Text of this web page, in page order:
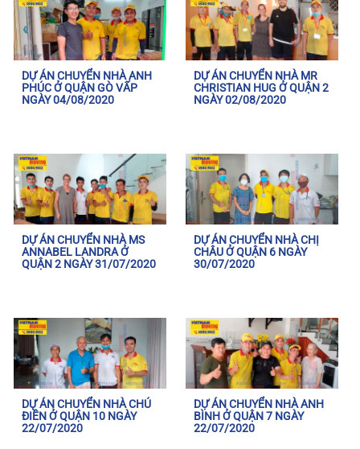
DỰ ÁN CHUYỂN NHÀ ANH
PHÚC Ở QUẬN GÒ VẤP
NGÀY 04/08/2020
DỰ ÁN CHUYỂN NHÀ MR
CHRISTIAN HUG Ở QUẬN 2
NGÀY 02/08/2020
DỰ ÁN CHUYỂN NHÀ MS
ANNABEL LANDRA Ở
QUẬN 2 NGÀY 31/07/2020
DỰ ÁN CHUYỂN NHÀ CHỊ
CHÂU Ở QUẬN 6 NGÀY
30/07/2020
DỰ ÁN CHUYỂN NHÀ CHÚ
ĐIỀN Ở QUẬN 10 NGÀY
22/07/2020
DỰ ÁN CHUYỂN NHÀ ANH
BÌNH Ở QUẬN 7 NGÀY
22/07/2020